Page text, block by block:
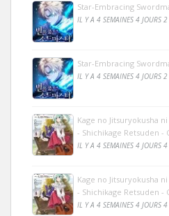
Star-Embracing
IL Y A 4 SEMAINES 4 JOURS 2
Star-Embracing
IL Y A 4 SEMAINES 4 JOURS 2
Kage no Jitsuryokusha
- Shichikage Retsuden -
IL Y A 4 SEMAINES 4 JOURS 4
Kage no Jitsuryokusha
- Shichikage Retsuden -
IL Y A 4 SEMAINES 4 JOURS 4